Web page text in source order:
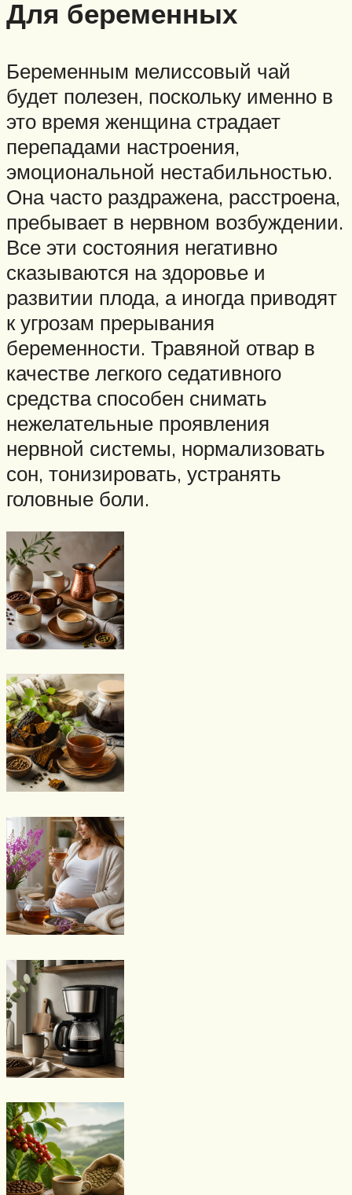
Для беременных
Беременным мелиссовый чай
будет полезен, поскольку именно в
это время женщина страдает
перепадами настроения,
эмоциональной нестабильностью.
Она часто раздражена, расстроена,
пребывает в нервном возбуждении.
Все эти состояния негативно
сказываются на здоровье и
развитии плода, а иногда приводят
к угрозам прерывания
беременности. Травяной отвар в
качестве легкого седативного
средства способен снимать
нежелательные проявления
нервной системы, нормализовать
сон, тонизировать, устранять
головные боли.